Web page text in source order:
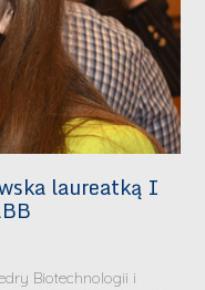
laureatką I
Biotechnologii i